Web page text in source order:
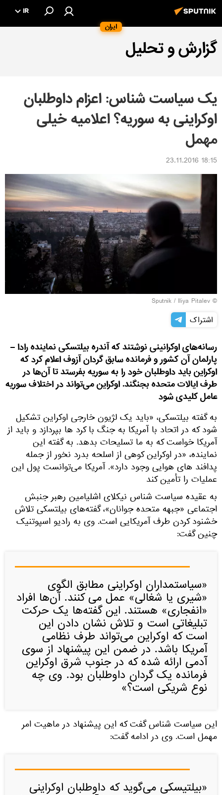
ایران
IR
گزارش و تحلیل
یک سیاست شناس: اعزام داوطلبان
اوکراینی به سوریه؟ اعلامیه خیلی
مهمل
18:15 23.11.2016
© Sputnik / Iliya Pitalev
اشتراک
رسانه‌های اوکرانینی نوشتند که آندره بیلتسکی نماینده رادا –
پارلمان آن کشور و فرمانده سابق گردان آزوف اعلام کرد که
اوکراین باید داوطلبان خود را به سوریه بفرستد تا آن‌ها در
طرف ایالات متحده بجنگند. اوکراین می‌تواند در اختلاف سوریه
عامل کلیدی شود
به گفته بیلتسکی، «باید یک لژیون خارجی اوکراین تشکیل
شود که در اتحاد با آمریکا به جنگ با کرد ها بپردازد و باید از
آمریکا خواست که به ما تسلیحات بدهد. به گفته این
نماینده، «در اوکراین کوهی از اسلحه بدرد نخور از جمله
پدافند های هوایی وجود دارد». آمریکا می‌توانست پول این
عملیات را تأمین کند
به عقیده سیاست شناس نیکلای اشلیامین رهبر جنبش
اجتماعی «جبهه متحده جوانان»، گفته‌های بیلتسکی تلاش
خشنود کردن طرف آمریکایی است. وی به رادیو اسپوتنیک
چنین گفت:
«سیاستمداران اوکراینی مطابق الگوی
«شیری یا شغالی» عمل می کنند. آن‌ها افراد
«انفجاری» هستند. این گفته‌ها یک حرکت
تبلیغاتی است و تلاش نشان دادن این
است که اوکراین می‌تواند طرف نظامی
آمریکا باشد. در ضمن این پیشنهاد از سوی
آدمی ارائه شده که در جنوب شرق اوکراین
فرمانده یک گردان داوطلبان بود. وی چه
نوع شریکی است؟»
این سیاست شناس گفت که این پیشنهاد در ماهیت امر
مهمل است. وی در ادامه گفت:
«بیلتیسکی می‌گوید که داوطلبان اوکراینی